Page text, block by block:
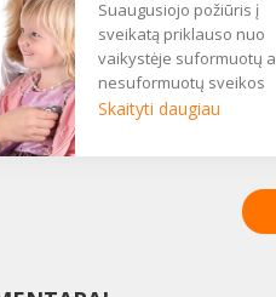
gimdymas – laktacija),
6 mėnesių kūdikiai
būti maitinami tik
pienu. Jame yra visų
kūdikiui reikalingų
medžiagų, o dėl
motinos pieno sudėties
visos šios medžiagos
karvės ar ožkos pieno.
Suaugusiojo požiūris į
sveikatą priklauso nuo
vaikystėje suformuotų
nesuformuotų sveikos
gyvensenos įgūdžių.
ratas. Norint iš jo ištrūkti
arba nepatekti, o
Skaityti daugiau